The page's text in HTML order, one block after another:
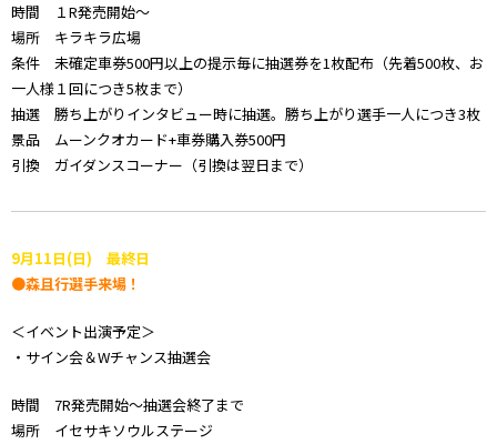
時間 １R発売開始～
場所 キラキラ広場
条件 未確定車券500円以上の提示毎に抽選券を1枚配布（先着500枚、お
一人様１回につき5枚まで）
抽選 勝ち上がりインタビュー時に抽選。勝ち上がり選手一人につき3枚
景品 ムーンクオカード+車券購入券500円
引換 ガイダンスコーナー（引換は翌日まで）
9月11日(日) 最終日
●森且行選手来場！
＜イベント出演予定＞
・サイン会＆Wチャンス抽選会
時間 7R発売開始～抽選会終了まで
場所 イセサキソウルステージ